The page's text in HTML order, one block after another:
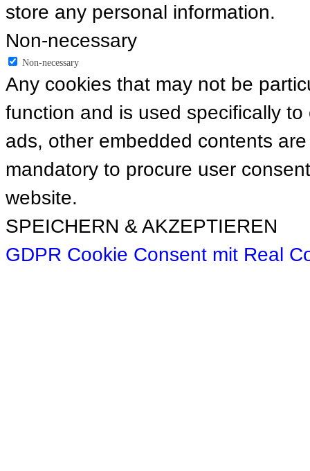
store any personal information.
Non-necessary
Non-necessary
Any cookies that may not be
function and is used specifically
ads, other embedded contents
mandatory to procure user
website.
SPEICHERN & AKZEPTIEREN
GDPR Cookie Consent mit Real